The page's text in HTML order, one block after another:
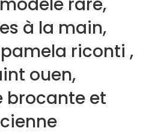
à la main,
riconti ,
ouen,
brocante et